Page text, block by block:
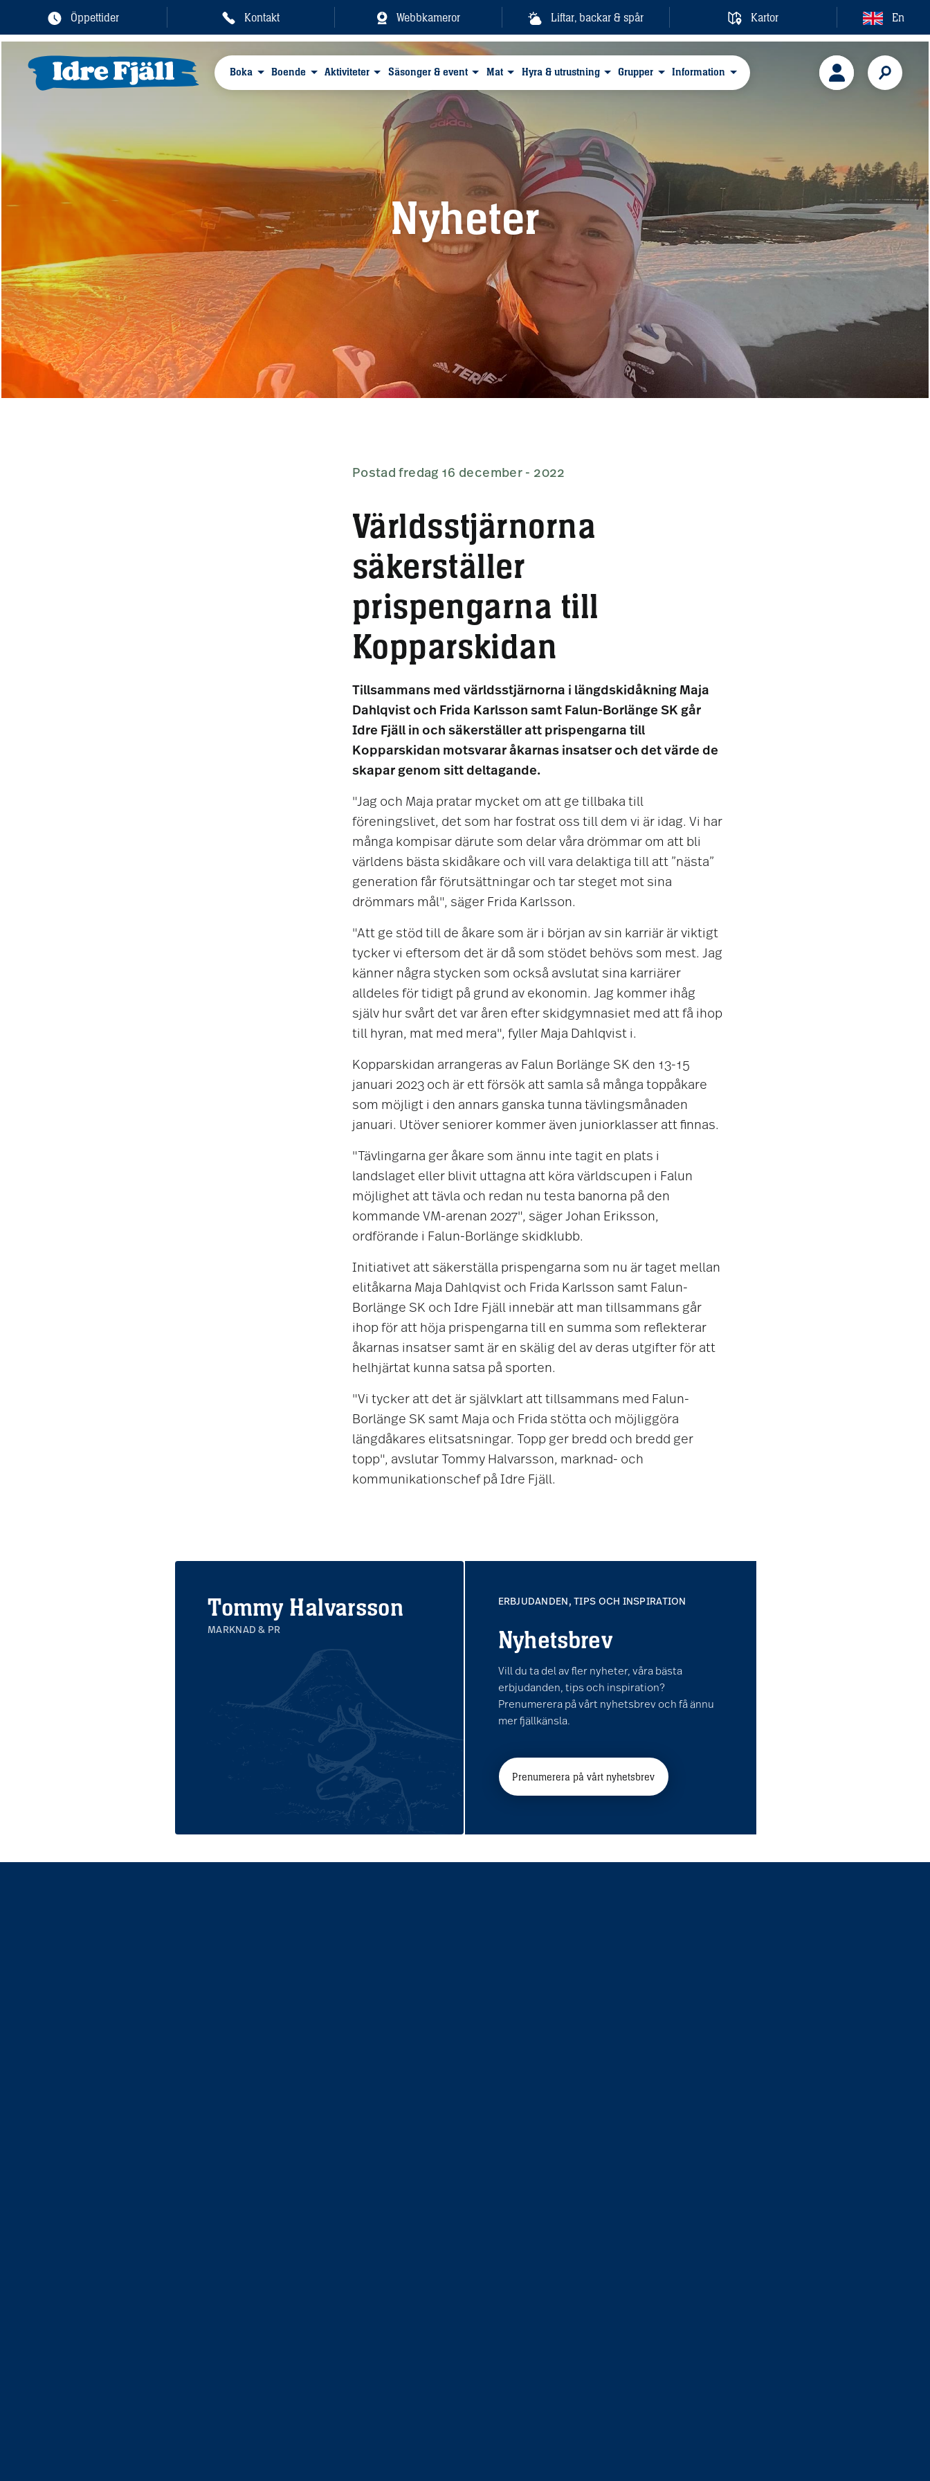
Öppettider Kontakt Webbkameror Liftar, backar & spår Kartor En
Boka Boende Aktiviteter Säsonger & event Mat Hyra & utrustning Grupper Information
Nyheter
Postad fredag 16 december - 2022
Världsstjärnorna
säkerställer
prispengarna till
Kopparskidan
Tillsammans med världsstjärnorna i längdskidåkning Maja
Dahlqvist och Frida Karlsson samt Falun-Borlänge SK går
Idre Fjäll in och säkerställer att prispengarna till
Kopparskidan motsvarar åkarnas insatser och det värde de
skapar genom sitt deltagande.
"Jag och Maja pratar mycket om att ge tillbaka till
föreningslivet, det som har fostrat oss till dem vi är idag. Vi har
många kompisar därute som delar våra drömmar om att bli
världens bästa skidåkare och vill vara delaktiga till att ”nästa”
generation får förutsättningar och tar steget mot sina
drömmars mål", säger Frida Karlsson.
"Att ge stöd till de åkare som är i början av sin karriär är viktigt
tycker vi eftersom det är då som stödet behövs som mest. Jag
känner några stycken som också avslutat sina karriärer
alldeles för tidigt på grund av ekonomin. Jag kommer ihåg
själv hur svårt det var åren efter skidgymnasiet med att få ihop
till hyran, mat med mera", fyller Maja Dahlqvist i.
Kopparskidan arrangeras av Falun Borlänge SK den 13-15
januari 2023 och är ett försök att samla så många toppåkare
som möjligt i den annars ganska tunna tävlingsmånaden
januari. Utöver seniorer kommer även juniorklasser att finnas.
"Tävlingarna ger åkare som ännu inte tagit en plats i
landslaget eller blivit uttagna att köra världscupen i Falun
möjlighet att tävla och redan nu testa banorna på den
kommande VM-arenan 2027", säger Johan Eriksson,
ordförande i Falun-Borlänge skidklubb.
Initiativet att säkerställa prispengarna som nu är taget mellan
elitåkarna Maja Dahlqvist och Frida Karlsson samt Falun-
Borlänge SK och Idre Fjäll innebär att man tillsammans går
ihop för att höja prispengarna till en summa som reflekterar
åkarnas insatser samt är en skälig del av deras utgifter för att
helhjärtat kunna satsa på sporten.
"Vi tycker att det är självklart att tillsammans med Falun-
Borlänge SK samt Maja och Frida stötta och möjliggöra
längdåkares elitsatsningar. Topp ger bredd och bredd ger
topp", avslutar Tommy Halvarsson, marknad- och
kommunikationschef på Idre Fjäll.
Tommy Halvarsson
MARKNAD & PR
ERBJUDANDEN, TIPS OCH INSPIRATION
Nyhetsbrev
Vill du ta del av fler nyheter, våra bästa
erbjudanden, tips och inspiration?
Prenumerera på vårt nyhetsbrev och få ännu
mer fjällkänsla.
Prenumerera på vårt nyhetsbrev